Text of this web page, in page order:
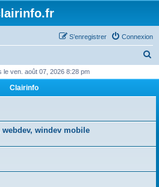
Connexion
S’enregistrer
h
le ven. août 07, 2026 8:28 pm
Clairinfo
webdev, windev mobile